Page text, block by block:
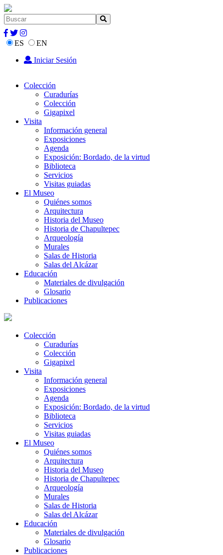
ES
EN
Iniciar Sesión
Colección
Curadurías
Colección
Gigapixel
Visita
Información general
Exposiciones
Agenda
Exposición: Bordado, de la virtud
Biblioteca
Servicios
Visitas guiadas
El Museo
Quiénes somos
Arquitectura
Historia del Museo
Historia de Chapultepec
Arqueología
Murales
Salas de Historia
Salas del Alcázar
Educación
Materiales de divulgación
Glosario
Publicaciones
Colección
Curadurías
Colección
Gigapixel
Visita
Información general
Exposiciones
Agenda
Exposición: Bordado, de la virtud
Biblioteca
Servicios
Visitas guiadas
El Museo
Quiénes somos
Arquitectura
Historia del Museo
Historia de Chapultepec
Arqueología
Murales
Salas de Historia
Salas del Alcázar
Educación
Materiales de divulgación
Glosario
Publicaciones